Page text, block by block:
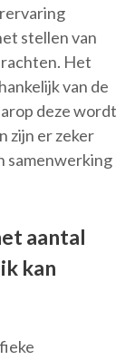
stellen van
Het
van de
deze wordt
zijn er zeker
samenwerking
aantal
kan